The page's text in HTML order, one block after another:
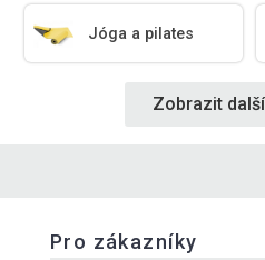
Jóga a pilates
Zobrazit
Pro zákazníky